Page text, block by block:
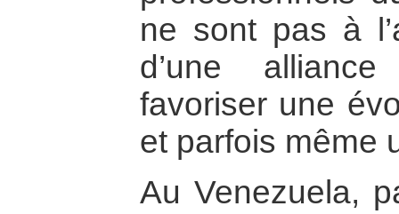
ne sont pas à
d’une
favoriser une
et parfois même
Au Venezuela,